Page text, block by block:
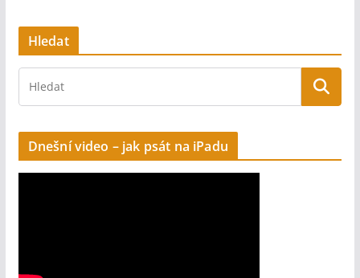
t
v
Hledat
Dnešní video – jak psát na iPadu